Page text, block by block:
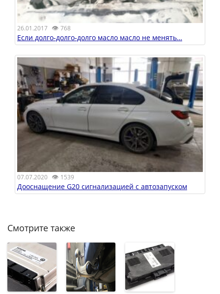
26.01.2017 👁 768
Если долго-долго-долго масло масло не менять…
07.07.2020 👁 1539
Дооснащение G20 сигнализацией с автозапуском
Смотрите также